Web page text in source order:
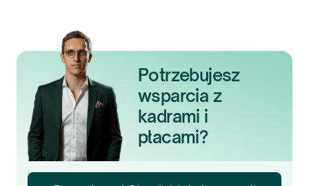
Potrzebujesz
wsparcia z
kadrami i
płacami?